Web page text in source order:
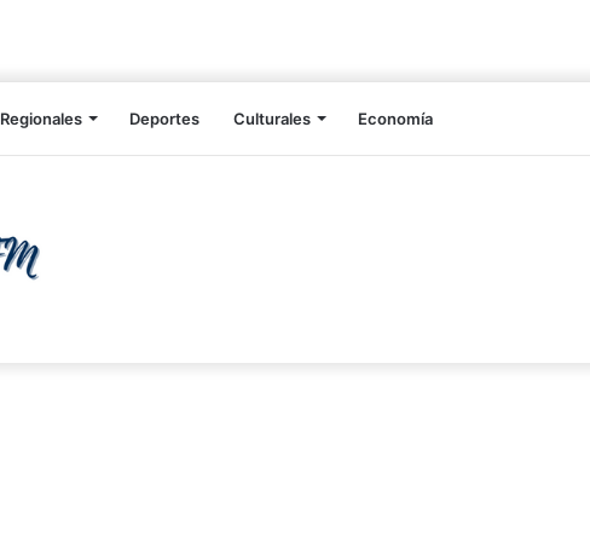
Regionales Deportes Culturales Economía